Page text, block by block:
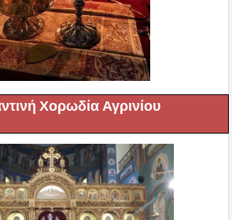
Χορωδία Αγρινίου